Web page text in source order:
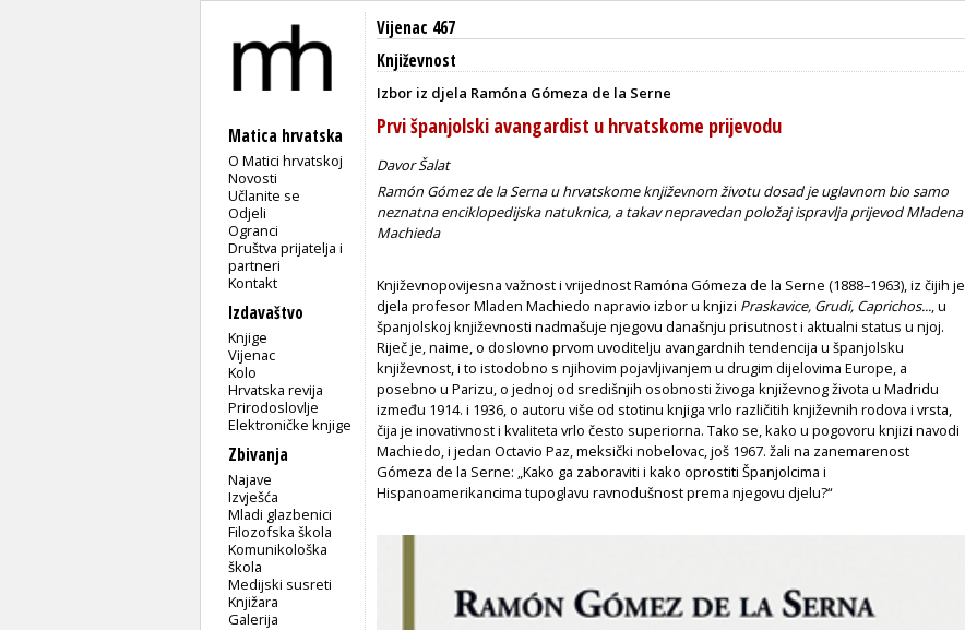
Matica hrvatska
O Matici hrvatskoj
Novosti
Učlanite se
Odjeli
Ogranci
Društva prijatelja i
partneri
Kontakt
Izdavaštvo
Knjige
Vijenac
Kolo
Hrvatska revija
Prirodoslovlje
Elektroničke knjige
Zbivanja
Najave
Izvješća
Mladi glazbenici
Filozofska škola
Komunikološka
škola
Medijski susreti
Knjižara
Galerija
Vijenac 467
Književnost
Izbor iz djela Ramóna Gómeza de la Serne
Prvi španjolski avangardist u hrvatskome prijevodu
Davor Šalat
Ramón Gómez de la Serna u hrvatskome književnom životu dosad je uglavnom bio samo
neznatna enciklopedijska natuknica, a takav nepravedan položaj ispravlja prijevod Mladena
Machieda
Književnopovijesna važnost i vrijednost Ramóna Gómeza de la Serne (1888–1963), iz čijih je
djela profesor Mladen Machiedo napravio izbor u knjizi Praskavice, Grudi, Caprichos... , u
španjolskoj književnosti nadmašuje njegovu današnju prisutnost i aktualni status u njoj.
Riječ je, naime, o doslovno prvom uvoditelju avangardnih tendencija u španjolsku
književnost, i to istodobno s njihovim pojavljivanjem u drugim dijelovima Europe, a
posebno u Parizu, o jednoj od središnjih osobnosti živoga književnog života u Madridu
između 1914. i 1936, o autoru više od stotinu knjiga vrlo različitih književnih rodova i vrsta,
čija je inovativnost i kvaliteta vrlo često superiorna. Tako se, kako u pogovoru knjizi navodi
Machiedo, i jedan Octavio Paz, meksički nobelovac, još 1967. žali na zanemarenost
Gómeza de la Serne: „Kako ga zaboraviti i kako oprostiti Španjolcima i
Hispanoamerikancima tupoglavu ravnodušnost prema njegovu djelu?“